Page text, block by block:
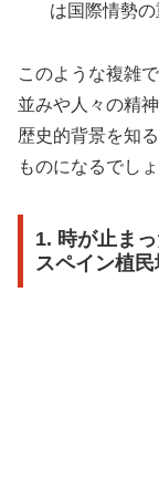
は国際情勢の
このような複雑
並みや人々の精
歴史的背景を知
ものになるでしょ
1. 時が止ま
スペイン植